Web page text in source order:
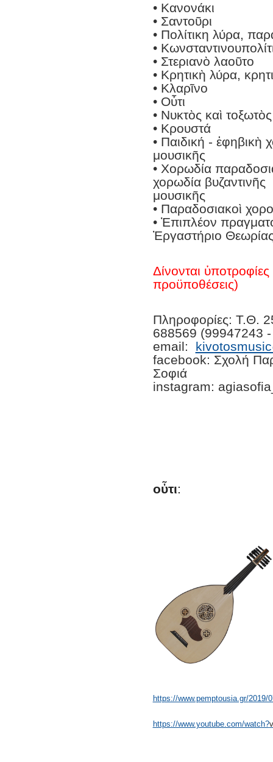
• Κανονάκι
• Σαντοῦρι
• Πολίτικη λύρα,
•
• Στεριανὸ λαοῦτο
• Κρητικὴ λύρα,
• Κλαρῖνο
• Οὖτι
• Νυκτὸς καὶ
• Κρουστά
• Παιδική - ἐφηβικὴ
μουσικῆς
• Χορωδία
χορωδία βυζαντινῆς
μουσικῆς
• Παραδοσιακοὶ
• Ἐπιπλέον
Ἐργαστήριο
Δίνονται
προϋποθέσεις)
Πληροφορίες: Τ.Θ.
688569 (99947243
email:
facebook: Σχολή
Σοφιά
instagram:
οὖτι:
https://www.pemptousia.gr/2019/
https://www.youtube.com/watch?